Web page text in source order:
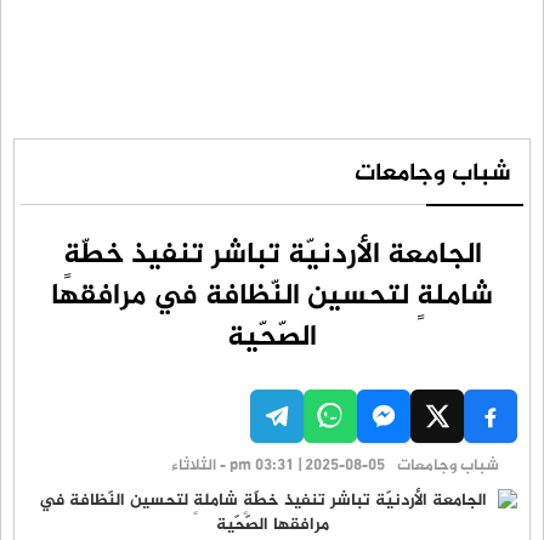
شباب وجامعات
الجامعة الأردنيّة تباشر تنفيذ خطّةٍ
شاملةٍ لتحسين النّظافة في مرافقها
الصّحّية
شباب وجامعات pm 03:31 | 2025-08-05 - الثلاثاء